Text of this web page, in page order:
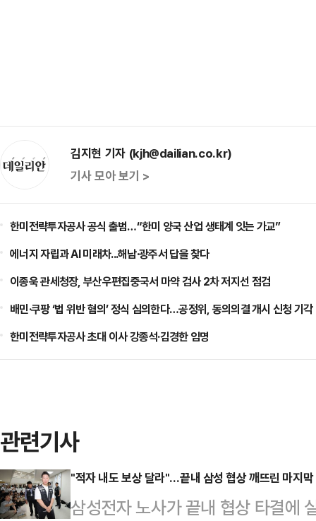
김지현 기자 (kjh@dailian.co.kr)
기사 모아 보기 >
한미전략투자공사 공식 출범…“한미 양국 산업 생태계 잇는 가교”
에너지 자립과 AI 미래차...해남·광주서 답을 찾다
이종욱 관세청장, 부산우편집중국서 마약 검사 2차 저지선 점검
배민·쿠팡 ‘법 위반 혐의’ 정식 심의한다…공정위, 동의의결 개시 신청 기각
한미전략투자공사 초대 이사 강종석·김경한 임명
관련기사
"적자 내도 보상 달라"…끝내 삼성 협상 깨뜨린 마지막
삼성전자 노사가 끝내 협상 타결에